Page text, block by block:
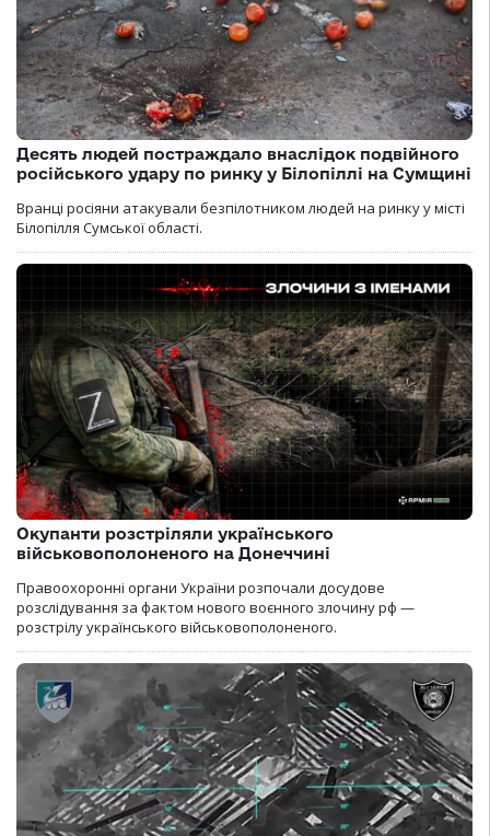
Десять людей постраждало внаслідок подвійного
російського удару по ринку у Білопіллі на Сумщині
Вранці росіяни атакували безпілотником людей на ринку у місті
Білопілля Сумської області.
Окупанти розстріляли українського
військовополоненого на Донеччині
Правоохоронні органи України розпочали досудове
розслідування за фактом нового воєнного злочину рф —
розстрілу українського військовополоненого.